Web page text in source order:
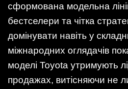
сформована модельна
бестселери та чітка
домінувати навіть у
міжнародних оглядачів
моделі Toyota утримують
продажах, витісняючи не